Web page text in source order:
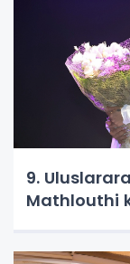
9.
Mathlouthi